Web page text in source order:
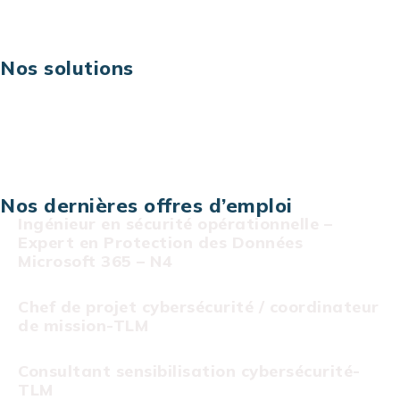
Nos solutions
Nos dernières offres d’emploi
Ingénieur en sécurité opérationnelle –